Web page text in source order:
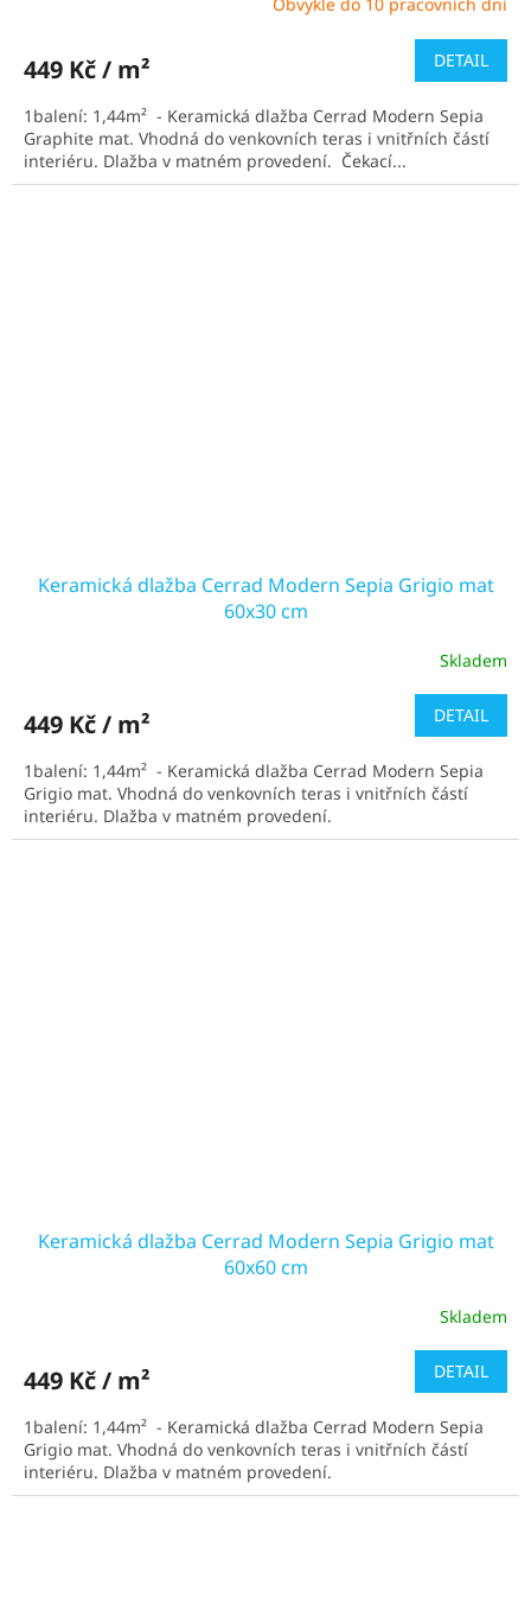
je
z
5
hvězdiček.
449 Kč / m² DETAIL
1balení: 1,44m² - Keramická dlažba Cerrad Modern Sepia
Graphite mat. Vhodná do venkovních teras i vnitřních částí
interiéru. Dlažba v matném provedení. Čekací...
Keramická dlažba Cerrad Modern Sepia Grigio mat
60x30 cm
je
z
5
hvězdiček.
Skladem
449 Kč / m² DETAIL
1balení: 1,44m² - Keramická dlažba Cerrad Modern Sepia
Grigio mat. Vhodná do venkovních teras i vnitřních částí
interiéru. Dlažba v matném provedení.
Keramická dlažba Cerrad Modern Sepia Grigio mat
60x60 cm
je
z
5
hvězdiček.
Skladem
449 Kč / m² DETAIL
1balení: 1,44m² - Keramická dlažba Cerrad Modern Sepia
Grigio mat. Vhodná do venkovních teras i vnitřních částí
interiéru. Dlažba v matném provedení.